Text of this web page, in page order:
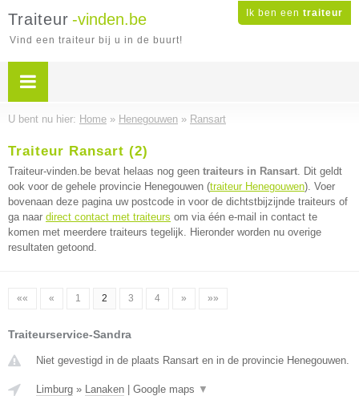
Ik ben een traiteur
Traiteur -vinden.be
Vind een traiteur bij u in de buurt!
U bent nu hier: Home » Henegouwen » Ransart
Traiteur Ransart (2)
Traiteur-vinden.be bevat helaas nog geen traiteurs in Ransart. Dit geldt
ook voor de gehele provincie Henegouwen (traiteur Henegouwen). Voer
bovenaan deze pagina uw postcode in voor de dichtstbijzijnde traiteurs of
ga naar direct contact met traiteurs om via één e-mail in contact te
komen met meerdere traiteurs tegelijk. Hieronder worden nu overige
resultaten getoond.
«« « 1 2 3 4 » »»
Traiteurservice-Sandra
Niet gevestigd in de plaats Ransart en in de provincie Henegouwen.
Limburg » Lanaken Google maps ▼